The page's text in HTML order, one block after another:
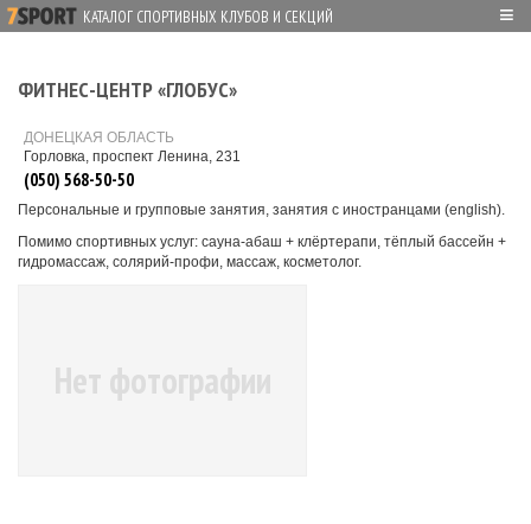
КАТАЛОГ СПОРТИВНЫХ КЛУБОВ И СЕКЦИЙ ≡
ФИТНЕС-ЦЕНТР «ГЛОБУС»
ДОНЕЦКАЯ ОБЛАСТЬ
Горловка, проспект Ленина, 231
(050) 568-50-50
Персональные и групповые занятия, занятия с иностранцами (english).
Помимо спортивных услуг: сауна-абаш + клёртерапи, тёплый бассейн +
гидромассаж, солярий-профи, массаж, косметолог.
Нет фотографии